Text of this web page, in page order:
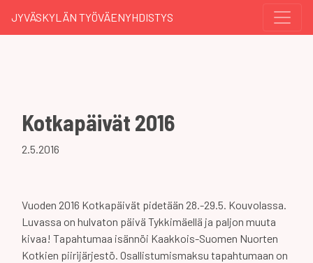
JYVÄSKYLÄN TYÖVÄENYHDISTYS
Kotkapäivät 2016
2.5.2016
Vuoden 2016 Kotkapäivät pidetään 28.-29.5. Kouvolassa.
Luvassa on hulvaton päivä Tykkimäellä ja paljon muuta
kivaa! Tapahtumaa isännöi Kaakkois-Suomen Nuorten
Kotkien piirijärjestö. Osallistumismaksu tapahtumaan on